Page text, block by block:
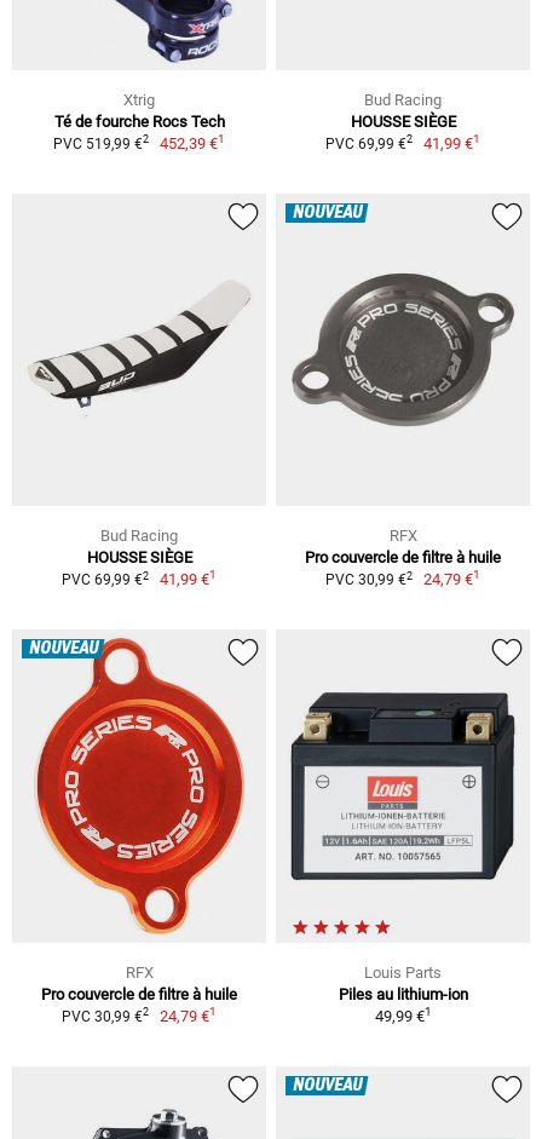
Xtrig
Té de fourche Rocs Tech
PVC 519,99 €2 452,39 €1
Bud Racing
HOUSSE SIÈGE
PVC 69,99 €2 41,99 €1
Bud Racing
HOUSSE SIÈGE
PVC 69,99 €2 41,99 €1
NOUVEAU
RFX
Pro couvercle de filtre à huile
PVC 30,99 €2 24,79 €1
NOUVEAU
RFX
Pro couvercle de filtre à huile
PVC 30,99 €2 24,79 €1
Louis Parts
Piles au lithium-ion
49,99 €1
NOUVEAU